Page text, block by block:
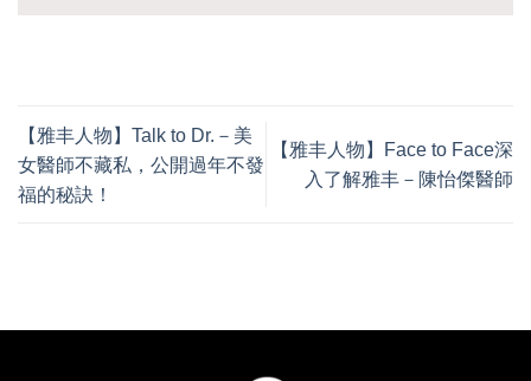
【雅丰人物】Talk to Dr.－美
女醫師不藏私，公開過年不發
福的秘訣！
【雅丰人物】Face to Face深
入了解雅丰－陳怡傑醫師